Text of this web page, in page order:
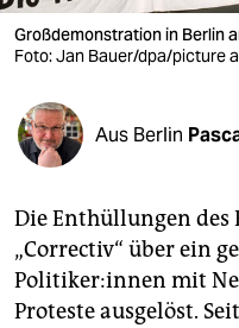
veranstaltungen
fragen & hilfe
unterstützen
abo
genossenschaft
epaper login
Großdemonstration in Berlin
Foto: Jan Bauer/dpa/picture
Aus Berlin
Die Enthüllungen des
„Correctiv“ über ein
Politiker:innen mit
Proteste ausgelöst.